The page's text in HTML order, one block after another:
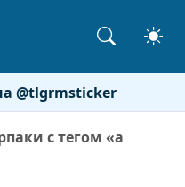
@tlgrmsticker
с тегом «a